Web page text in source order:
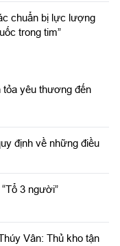
chuẩn bị lực lượng
trong tim”
tỏa yêu thương đến
định về những điều
3 người”
Vân: Thủ kho tận